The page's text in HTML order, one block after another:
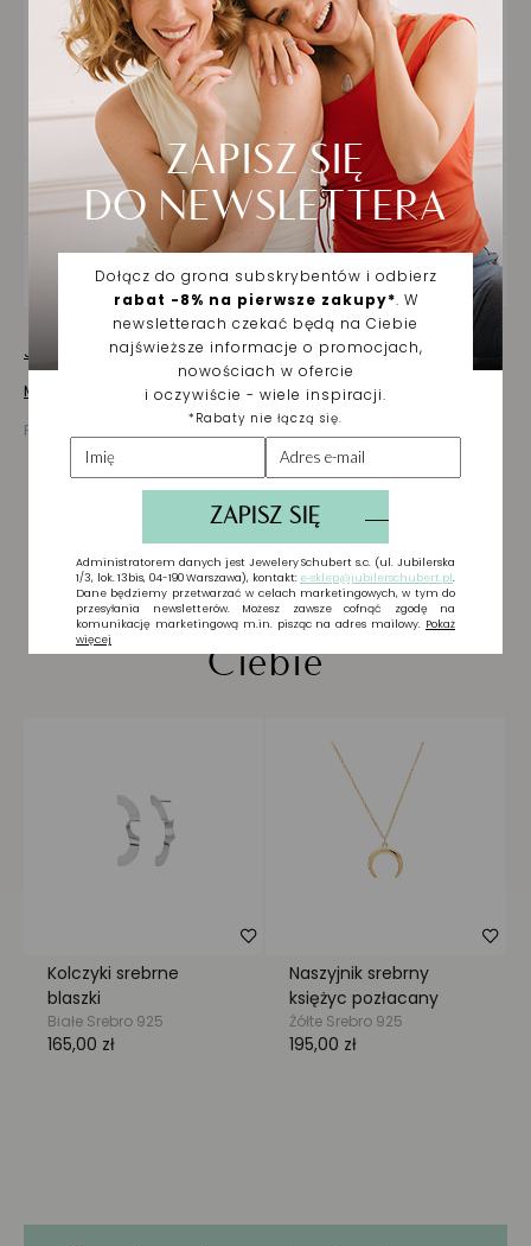
wykończenie sprawiają, że świetnie komponują
się z każdą stylizacją – od swobodnych po
eleganckie.
SZCZEGÓŁY PRODUKTU
DOSTAWA ORAZ ZWROTY
ZAKUPY NA RATY
Jak dbać o biżuterię
Masz pytania? Zapytaj!
Prezentowana cena jest ceną brutto
Biżuteria wybrana dla
Ciebie